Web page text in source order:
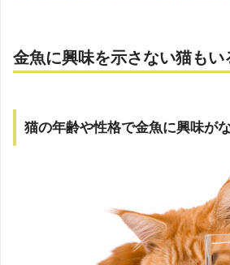
金魚に興味を示さない猫もい
猫の年齢や性格で金魚に興味が